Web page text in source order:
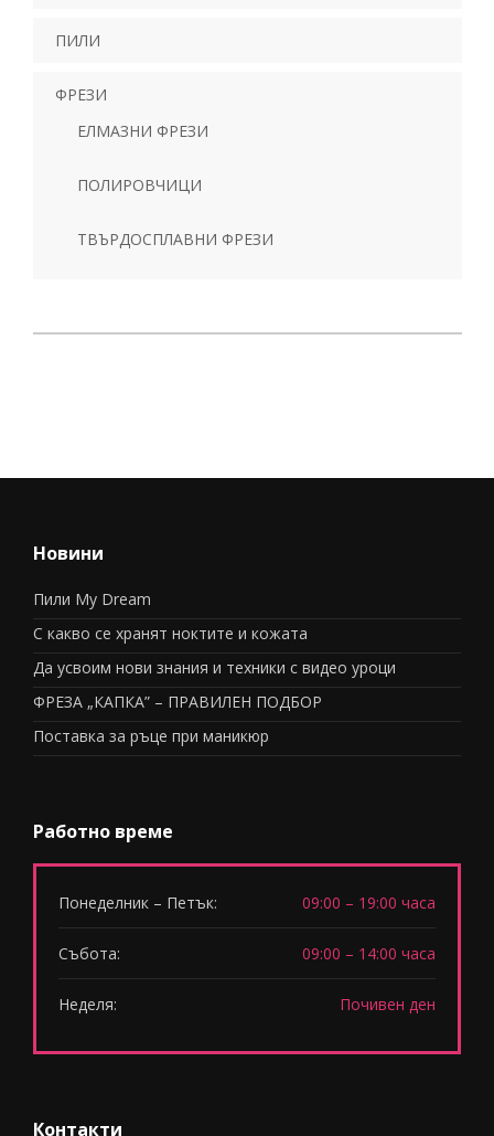
ПИЛИ
ФРЕЗИ
ЕЛМАЗНИ ФРЕЗИ
ПОЛИРОВЧИЦИ
ТВЪРДОСПЛАВНИ ФРЕЗИ
Новини
Пили My Dream
С какво се хранят ноктите и кожата
Да усвоим нови знания и техники с видео уроци
ФРЕЗА „КАПКА” – ПРАВИЛЕН ПОДБОР
Поставка за ръце при маникюр
Работно време
Понеделник – Петък: 09:00 – 19:00 часа
Събота: 09:00 – 14:00 часа
Неделя: Почивен ден
Контакти